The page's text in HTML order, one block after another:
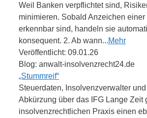
Weil Banken verpflichtet sind,
minimieren. Sobald Anzeichen einer
erkennbar sind, handeln sie
konsequent. 2. Ab wann...Mehr
Veröffentlicht: 09.01.26
Blog: anwalt-insolvenzrecht24.de
„Stummreif“
Steuerdaten, Insolvenzverwalter
Abkürzung über das IFG Lange Zeit
insolvenzrechtlichen Praxis einen